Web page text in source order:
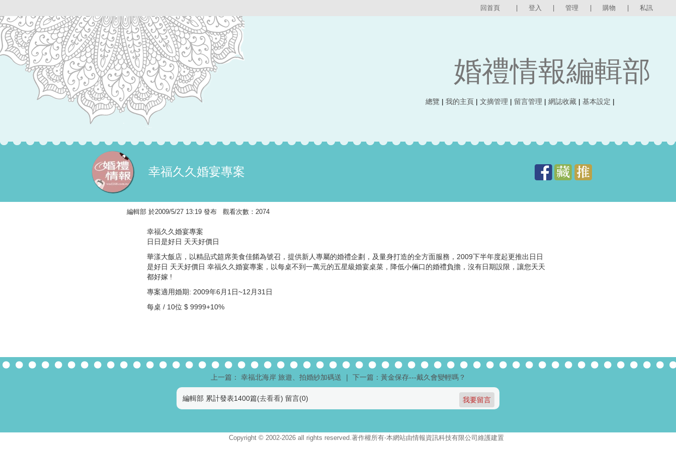
回首頁 登入 管理 購物 私訊
婚禮情報編輯部
總覽 | 我的主頁 | 文摘管理 | 留言管理 | 網誌收藏 | 基本設定 |
幸福久久婚宴專案
編輯部 於2009/5/27 13:19 發布 觀看次數：2074
幸福久久婚宴專案
日日是好日 天天好價日
華漾大飯店，以精品式筵席美食佳餚為號召，提供新人專屬的婚禮企劃，及量身打造的全方面服務，2009下半年度起更推出日日
是好日 天天好價日 幸福久久婚宴專案，以每桌不到一萬元的五星級婚宴桌菜，降低小倆口的婚禮負擔，沒有日期設限，讓您天天
都好嫁 !
專案適用婚期: 2009年6月1日~12月31日
每桌 / 10位 $ 9999+10%
上一篇： 幸福北海岸 旅遊、拍婚紗加碼送 ｜ 下一篇：黃金保存---戴久會變輕嗎？
編輯部 累計發表1400篇(去看看) 留言(0)
Copyright © 2002-2026 all rights reserved.著作權所有‧本網站由情報資訊科技有限公司維護建置